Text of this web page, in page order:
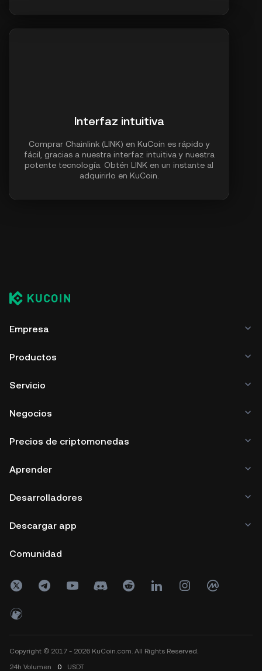
Interfaz intuitiva
Comprar Chainlink (LINK) en KuCoin es rápido y
fácil, gracias a nuestra interfaz intuitiva y nuestra
potente tecnología. Obtén LINK en un instante al
adquirirlo en KuCoin.
Empresa
Productos
Servicio
Negocios
Precios de criptomonedas
Aprender
Desarrolladores
Descargar app
Comunidad
Copyright © 2017 - 2026 KuCoin.com. All Rights Reserved.
24h Volumen 0 USDT